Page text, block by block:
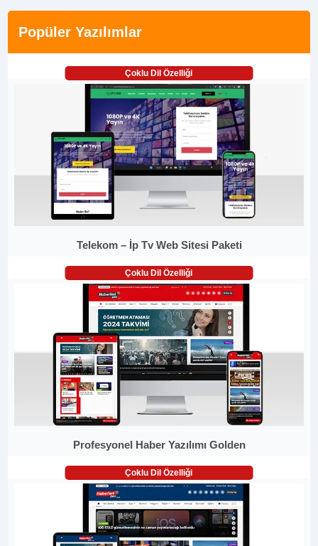
Popüler Yazılımlar
Çoklu Dil Özelliği
Telekom – İp Tv Web Sitesi Paketi
Çoklu Dil Özelliği
Profesyonel Haber Yazılımı Golden
Çoklu Dil Özelliği